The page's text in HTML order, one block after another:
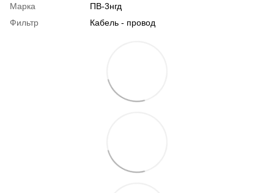
Марка
ПВ-3нгд
Фильтр
Кабель - провод